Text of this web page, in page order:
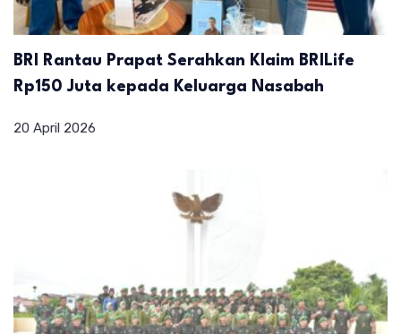
BRI Rantau Prapat Serahkan Klaim BRILife
Rp150 Juta kepada Keluarga Nasabah
20 April 2026